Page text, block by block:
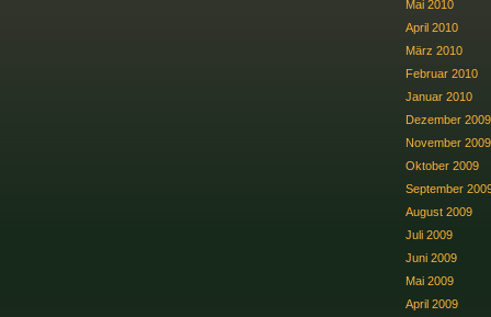
Mai 2010
April 2010
März 2010
Februar 2010
Januar 2010
Dezember 2009
November 2009
Oktober 2009
September
August 2009
Juli 2009
Juni 2009
Mai 2009
April 2009